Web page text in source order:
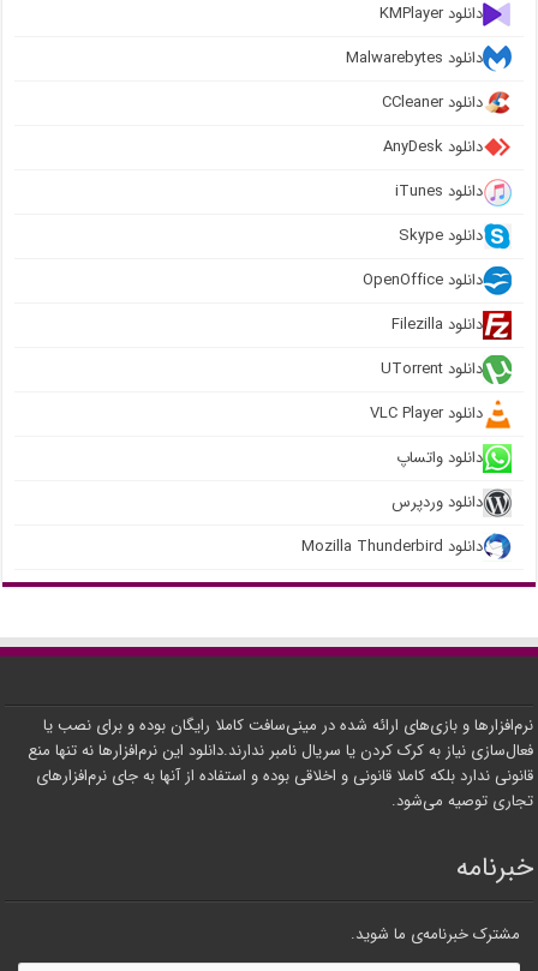
دانلود KMPlayer
دانلود Malwarebytes
دانلود CCleaner
دانلود AnyDesk
دانلود iTunes
دانلود Skype
دانلود OpenOffice
دانلود Filezilla
دانلود UTorrent
دانلود VLC Player
دانلود واتساپ
دانلود وردپرس
دانلود Mozilla Thunderbird
نرم‌افزارها و بازی‌های ارائه شده در مینی‌سافت کاملا رایگان بوده و برای نصب یا
فعال‌سازی نیاز به کرک کردن یا سریال نامبر ندارند.دانلود این نرم‌افزارها نه تنها منع
قانونی ندارد بلکه کاملا قانونی و اخلاقی بوده و استفاده از آنها به جای نرم‌افزارهای
تجاری توصیه می‌شود.
خبرنامه
مشترک خبرنامه‌ی ما شوید.